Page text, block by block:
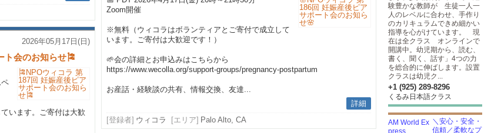
2026年05月17日(日)
ト会のお知らせ🎏
います。ご寄付は大歓
Zoom開催
※無料（ウィコラはボランティアとご寄付で成立して
います。ご寄付は大歓迎です！）
🌱会の詳細とお申込みはこちらから
https://www.wecolla.org/support-groups/pregnancy-postpartum
お産話・経験談の共有、情報交換、友達...
詳細
[登録者] ウィコラ [エリア] Palo Alto, CA
験豊かな教師が 生徒一人一
人のレベルに合わせ、手作り
のカリキュラムできめ細かい
指導を心がけています。 現
在は全クラス オンラインで
開講中。幼児期から、読む、
書く、聞く、話す」4つの力
を総合的に伸ばします。設置
クラスは幼児ク...
+1 (925) 289-8296
くるみ日本語クラス
＼安心・安全・
信頼／柔軟なプ